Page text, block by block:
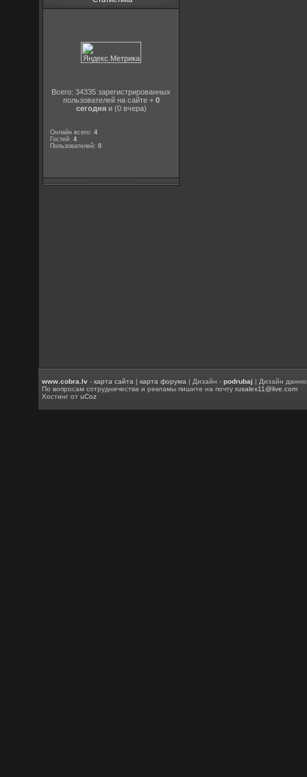
Всего: 34335 зарегистрированных
пользователей на сайте + 0
сегодняи (0 вчера)
Онлайн всего:4
Гостей:4
Пользователей:0
www.cobra.lv -карта сайта |карта форума | Дизайн -podrubaj | Дизайн
По вопросам сотрудничества и рекламы пишите на почтуrusalex11@live.com
Хостинг отuCoz